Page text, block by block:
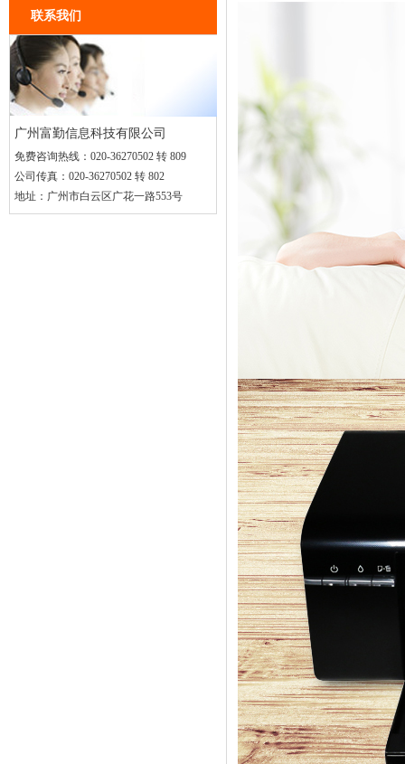
联系我们
广州富勤信息科技有限公司
免费咨询热线： 020-36270502 转 809
公司传真： 020-36270502 转 802
地址： 广州市白云区广花一路553号